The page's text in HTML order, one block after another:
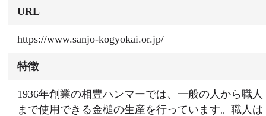
URL
https://www.sanjo-kogyokai.or.jp/
特徴
1936年創業の相豊ハンマーでは、一般の人から職人
まで使用できる金槌の生産を行っています。職人は